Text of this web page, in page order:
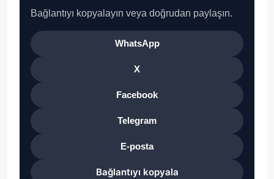
Bağlantıyı kopyalayın veya doğrudan paylaşın.
WhatsApp
X
Facebook
Telegram
E-posta
Bağlantıyı kopyala